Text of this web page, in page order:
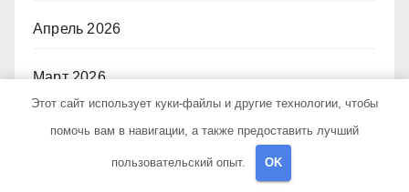
Апрель 2026
Март 2026
Февраль 2026
Этот сайт использует куки-файлы и другие технологии, чтобы
помочь вам в навигации, а также предоставить лучший
пользовательский опыт. OK